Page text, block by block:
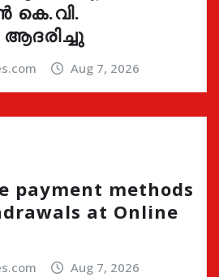
Aug 7, 2026
payment methods
at Online
Aug 7, 2026